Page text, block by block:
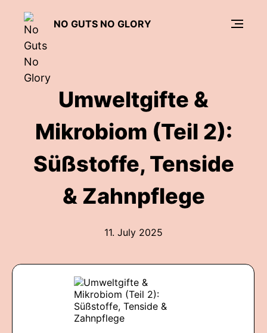
NO GUTS NO GLORY
Umweltgifte &
Mikrobiom (Teil 2):
Süßstoffe, Tenside
& Zahnpflege
11. July 2025